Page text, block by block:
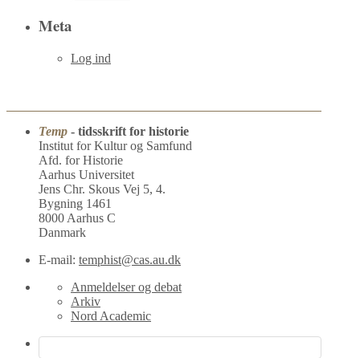
Meta
Log ind
Temp - tidsskrift for historie
Institut for Kultur og Samfund
Afd. for Historie
Aarhus Universitet
Jens Chr. Skous Vej 5, 4.
Bygning 1461
8000 Aarhus C
Danmark
E-mail: temphist@cas.au.dk
Anmeldelser og debat
Arkiv
Nord Academic